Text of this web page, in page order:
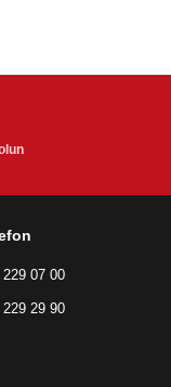
07 00
29 90